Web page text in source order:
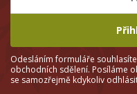
Odesláním formuláře
obchodních sdělení. Posíláme
se samozřejmě kdykoliv